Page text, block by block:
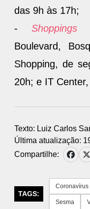
das 9h às 17h;
- Shoppings
Boulevard,
Shopping, de
20h; e IT
Texto: Luiz Carlos
Última atualização:
Compartilhe:
TAGS:
Coronavírus
Sesma